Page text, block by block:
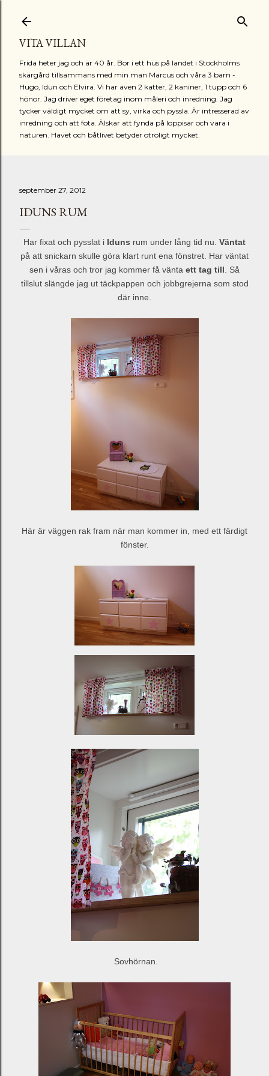
VITA VILLAN
Frida heter jag och är 40 år. Bor i ett hus på landet i Stockholms
skärgård tillsammans med min man Marcus och våra 3 barn -
Hugo, Idun och Elvira. Vi har även 2 katter, 2 kaniner, 1 tupp och 6
hönor. Jag driver eget företag inom måleri och inredning. Jag
tycker väldigt mycket om att sy, virka och pyssla. Är intresserad av
inredning och att fota. Älskar att fynda på loppisar och vara i
naturen. Havet och båtlivet betyder otroligt mycket.
september 27, 2012
IDUNS RUM
Har fixat och pysslat i Iduns rum under lång tid nu. Väntat
på att snickarn skulle göra klart runt ena fönstret. Har väntat
sen i våras och tror jag kommer få vänta ett tag till . Så
tillslut slängde jag ut täckpappen och jobbgrejerna som stod
där inne.
Här är väggen rak fram när man kommer in, med ett färdigt
fönster.
Sovhörnan.